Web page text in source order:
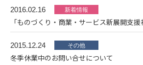
2016.02.16
「ものづくり・商業・サービス新展開支
2015.12.24
冬季休業中のお問い合せについて